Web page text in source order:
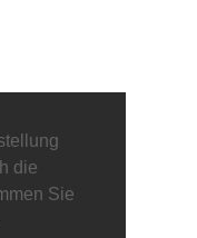
die
Sie